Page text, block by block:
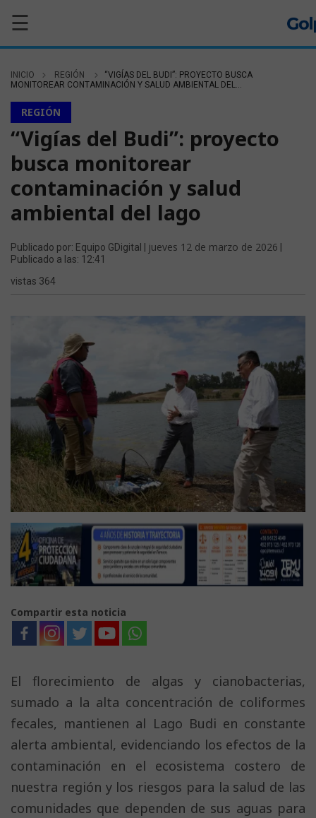
☰
INICIO REGIÓN
“VIGÍAS DEL BUDI”: PROYECTO BUSCA
MONITOREAR CONTAMINACIÓN Y SALUD AMBIENTAL DEL...
REGIÓN
“Vigías del Budi”: proyecto
busca monitorear
contaminación y salud
ambiental del lago
Publicado por: Equipo GDigital | jueves 12 de marzo de 2026
Publicado a las: 12:41
vistas 364
Compartir esta noticia
El florecimiento de algas y cianobacterias,
sumado a la alta concentración de coliformes
fecales, mantienen al Lago Budi en constante
alerta ambiental, evidenciando los efectos de la
contaminación en el ecosistema costero de
nuestra región y los riesgos para la salud de las
comunidades que dependen de sus aguas para